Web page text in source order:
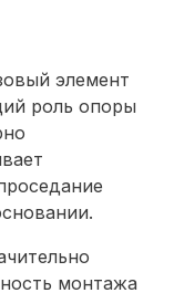
элемент
роль опоры
монтажа